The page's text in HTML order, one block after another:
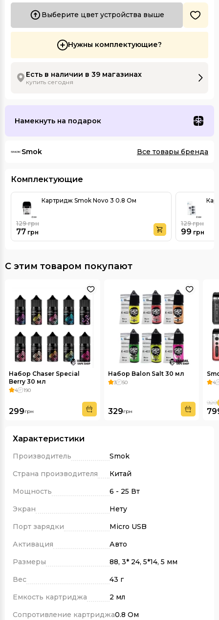
Выберите цвет устройства выше
Нужны комплектующие?
Есть в наличии в 39 магазинах
купить сегодня
Намекнуть на подарок
Smok Все товары бренда
Комплектующие
Картридж Smok Novo 3 0.8 Ом
77 грн
129грн
99 грн
129грн
С этим товаром покупают
Набор Chaser Special
Berry 30 мл
4 190
299грн
Набор Balon Salt 30 мл
3 50
329грн
4
929
Характеристики
Производитель
Smok
Страна производителя
Китай
Мощность
6 - 25 Вт
Экран
Нету
Порт зарядки
Micro USB
Активация
Авто
Размеры
88, 3* 24, 5*14, 5 мм
Вес
43 г
Емкость картриджа
2 мл
Сопротивление картриджа0.8 Ом